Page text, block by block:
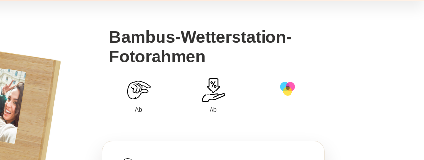
Bambus-Wetterstation-
Fotorahmen
Ab Ab